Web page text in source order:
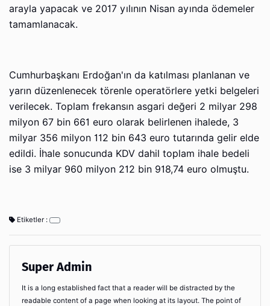
arayla yapacak ve 2017 yılının Nisan ayında ödemeler
tamamlanacak.
Cumhurbaşkanı Erdoğan'ın da katılması planlanan ve
yarın düzenlenecek törenle operatörlere yetki belgeleri
verilecek. Toplam frekansın asgari değeri 2 milyar 298
milyon 67 bin 661 euro olarak belirlenen ihalede, 3
milyar 356 milyon 112 bin 643 euro tutarında gelir elde
edildi. İhale sonucunda KDV dahil toplam ihale bedeli
ise 3 milyar 960 milyon 212 bin 918,74 euro olmuştu.
Etiketler :
Super Admin
It is a long established fact that a reader will be distracted by the
readable content of a page when looking at its layout. The point of